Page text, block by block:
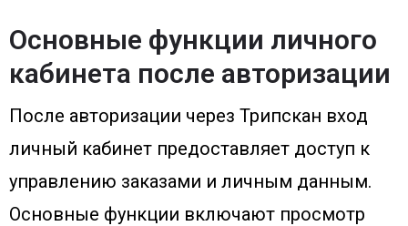
Основные функции личного
кабинета после авторизации
После авторизации через Трипскан вход
личный кабинет предоставляет доступ к
управлению заказами и личным данным.
Основные функции включают просмотр